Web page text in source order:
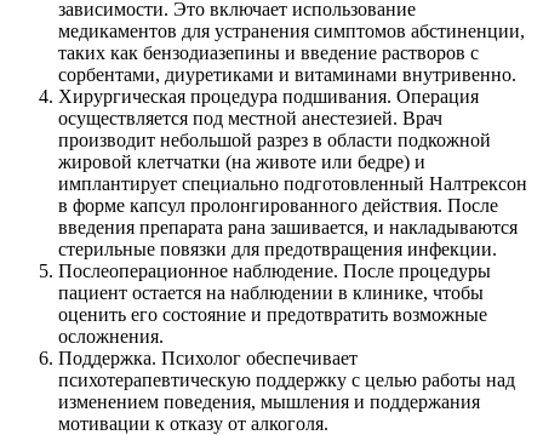
зависимости. Это включает использование
медикаментов для устранения симптомов абстиненции,
таких как бензодиазепины и введение растворов с
сорбентами, диуретиками и витаминами внутривенно.
Хирургическая процедура подшивания. Операция
осуществляется под местной анестезией. Врач
производит небольшой разрез в области подкожной
жировой клетчатки (на животе или бедре) и
имплантирует специально подготовленный Налтрексон
в форме капсул пролонгированного действия. После
введения препарата рана зашивается, и накладываются
стерильные повязки для предотвращения инфекции.
Послеоперационное наблюдение. После процедуры
пациент остается на наблюдении в клинике, чтобы
оценить его состояние и предотвратить возможные
осложнения.
Поддержка. Психолог обеспечивает
психотерапевтическую поддержку с целью работы над
изменением поведения, мышления и поддержания
мотивации к отказу от алкоголя.